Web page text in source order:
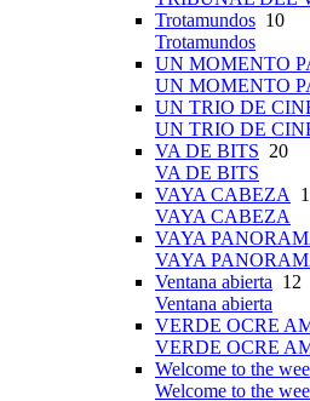
Trotamundos 10
Trotamundos
UN MOMENTO
UN MOMENTO
UN TRIO DE
UN TRIO DE
VA DE BITS 20
VA DE BITS
VAYA CABEZA 1
VAYA CABEZA
VAYA
VAYA
Ventana abierta 12
Ventana abierta
VERDE OCRE
VERDE OCRE
Welcome to the
Welcome to the